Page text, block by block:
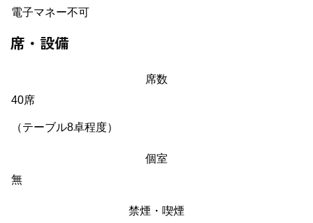
電子マネー不可
席・設備
席数
40席
（テーブル8卓程度）
個室
無
禁煙・喫煙